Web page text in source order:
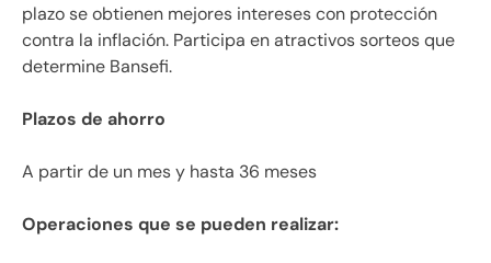
plazo se obtienen mejores intereses con protección
contra la inflación. Participa en atractivos sorteos que
determine Bansefi.
Plazos de ahorro
A partir de un mes y hasta 36 meses
Operaciones que se pueden realizar: